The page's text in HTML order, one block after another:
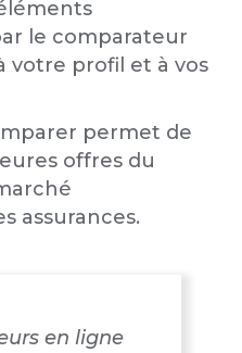
le comparateur
votre profil et à vos
permet de
offres du
assurances.
en ligne